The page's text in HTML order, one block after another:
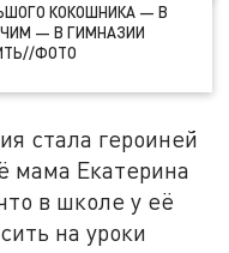
КОКОШНИКА — В
— В ГИМНАЗИИ
ФОТО
стала героиней
мама Екатерина
в школе у её
на уроки